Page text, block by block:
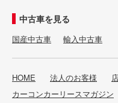
中古車を見る
国産中古車 輸入中古車
HOME 法人のお客様
カーコンカーリースマガジン